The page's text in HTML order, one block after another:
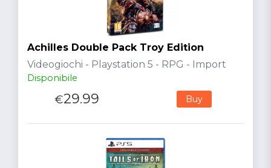
Achilles Double Pack Troy Edition
Videogiochi - Playstation 5 - RPG - Import
Disponibile
€29.99 Buy